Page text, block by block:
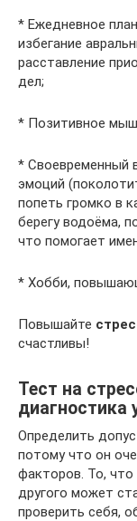
* Ежедневное
избегание
расставление
дел;
* Позитивное
* Своевременный
эмоций
попеть громко в
берегу водоёма,
что помогает
* Хобби,
Повышайте
счастливы!
Тест на
диагностика
Определить
потому что он
факторов. То, что
другого может
проверить себя,